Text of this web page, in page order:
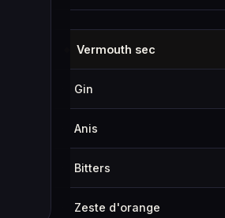
Vermouth sec
Gin
Anis
Bitters
Zeste d'orange